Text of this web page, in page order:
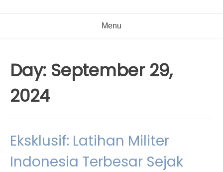
Menu
Day: September 29,
2024
Eksklusif: Latihan Militer
Indonesia Terbesar Sejak